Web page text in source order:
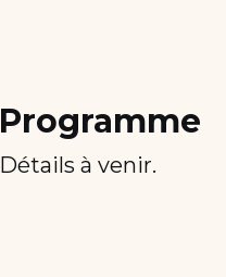
Programme
Détails à venir.